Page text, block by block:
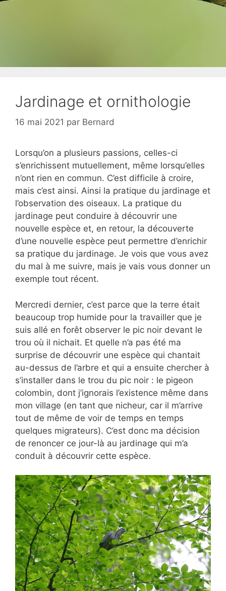
Jardinage et ornithologie
16 mai 2021 par Bernard
Lorsqu’on a plusieurs passions, celles-ci
s’enrichissent mutuellement, même lorsqu’elles
n’ont rien en commun. C’est difficile à croire,
mais c’est ainsi. Ainsi la pratique du jardinage et
l’observation des oiseaux. La pratique du
jardinage peut conduire à découvrir une
nouvelle espèce et, en retour, la découverte
d’une nouvelle espèce peut permettre d’enrichir
sa pratique du jardinage. Je vois que vous avez
du mal à me suivre, mais je vais vous donner un
exemple tout récent.
Mercredi dernier, c’est parce que la terre était
beaucoup trop humide pour la travailler que je
suis allé en forêt observer le pic noir devant le
trou où il nichait. Et quelle n’a pas été ma
surprise de découvrir une espèce qui chantait
au-dessus de l’arbre et qui a ensuite chercher à
s’installer dans le trou du pic noir : le pigeon
colombin, dont j’ignorais l’existence même dans
mon village (en tant que nicheur, car il m’arrive
tout de même de voir de temps en temps
quelques migrateurs). C’est donc ma décision
de renoncer ce jour-là au jardinage qui m’a
conduit à découvrir cette espèce.